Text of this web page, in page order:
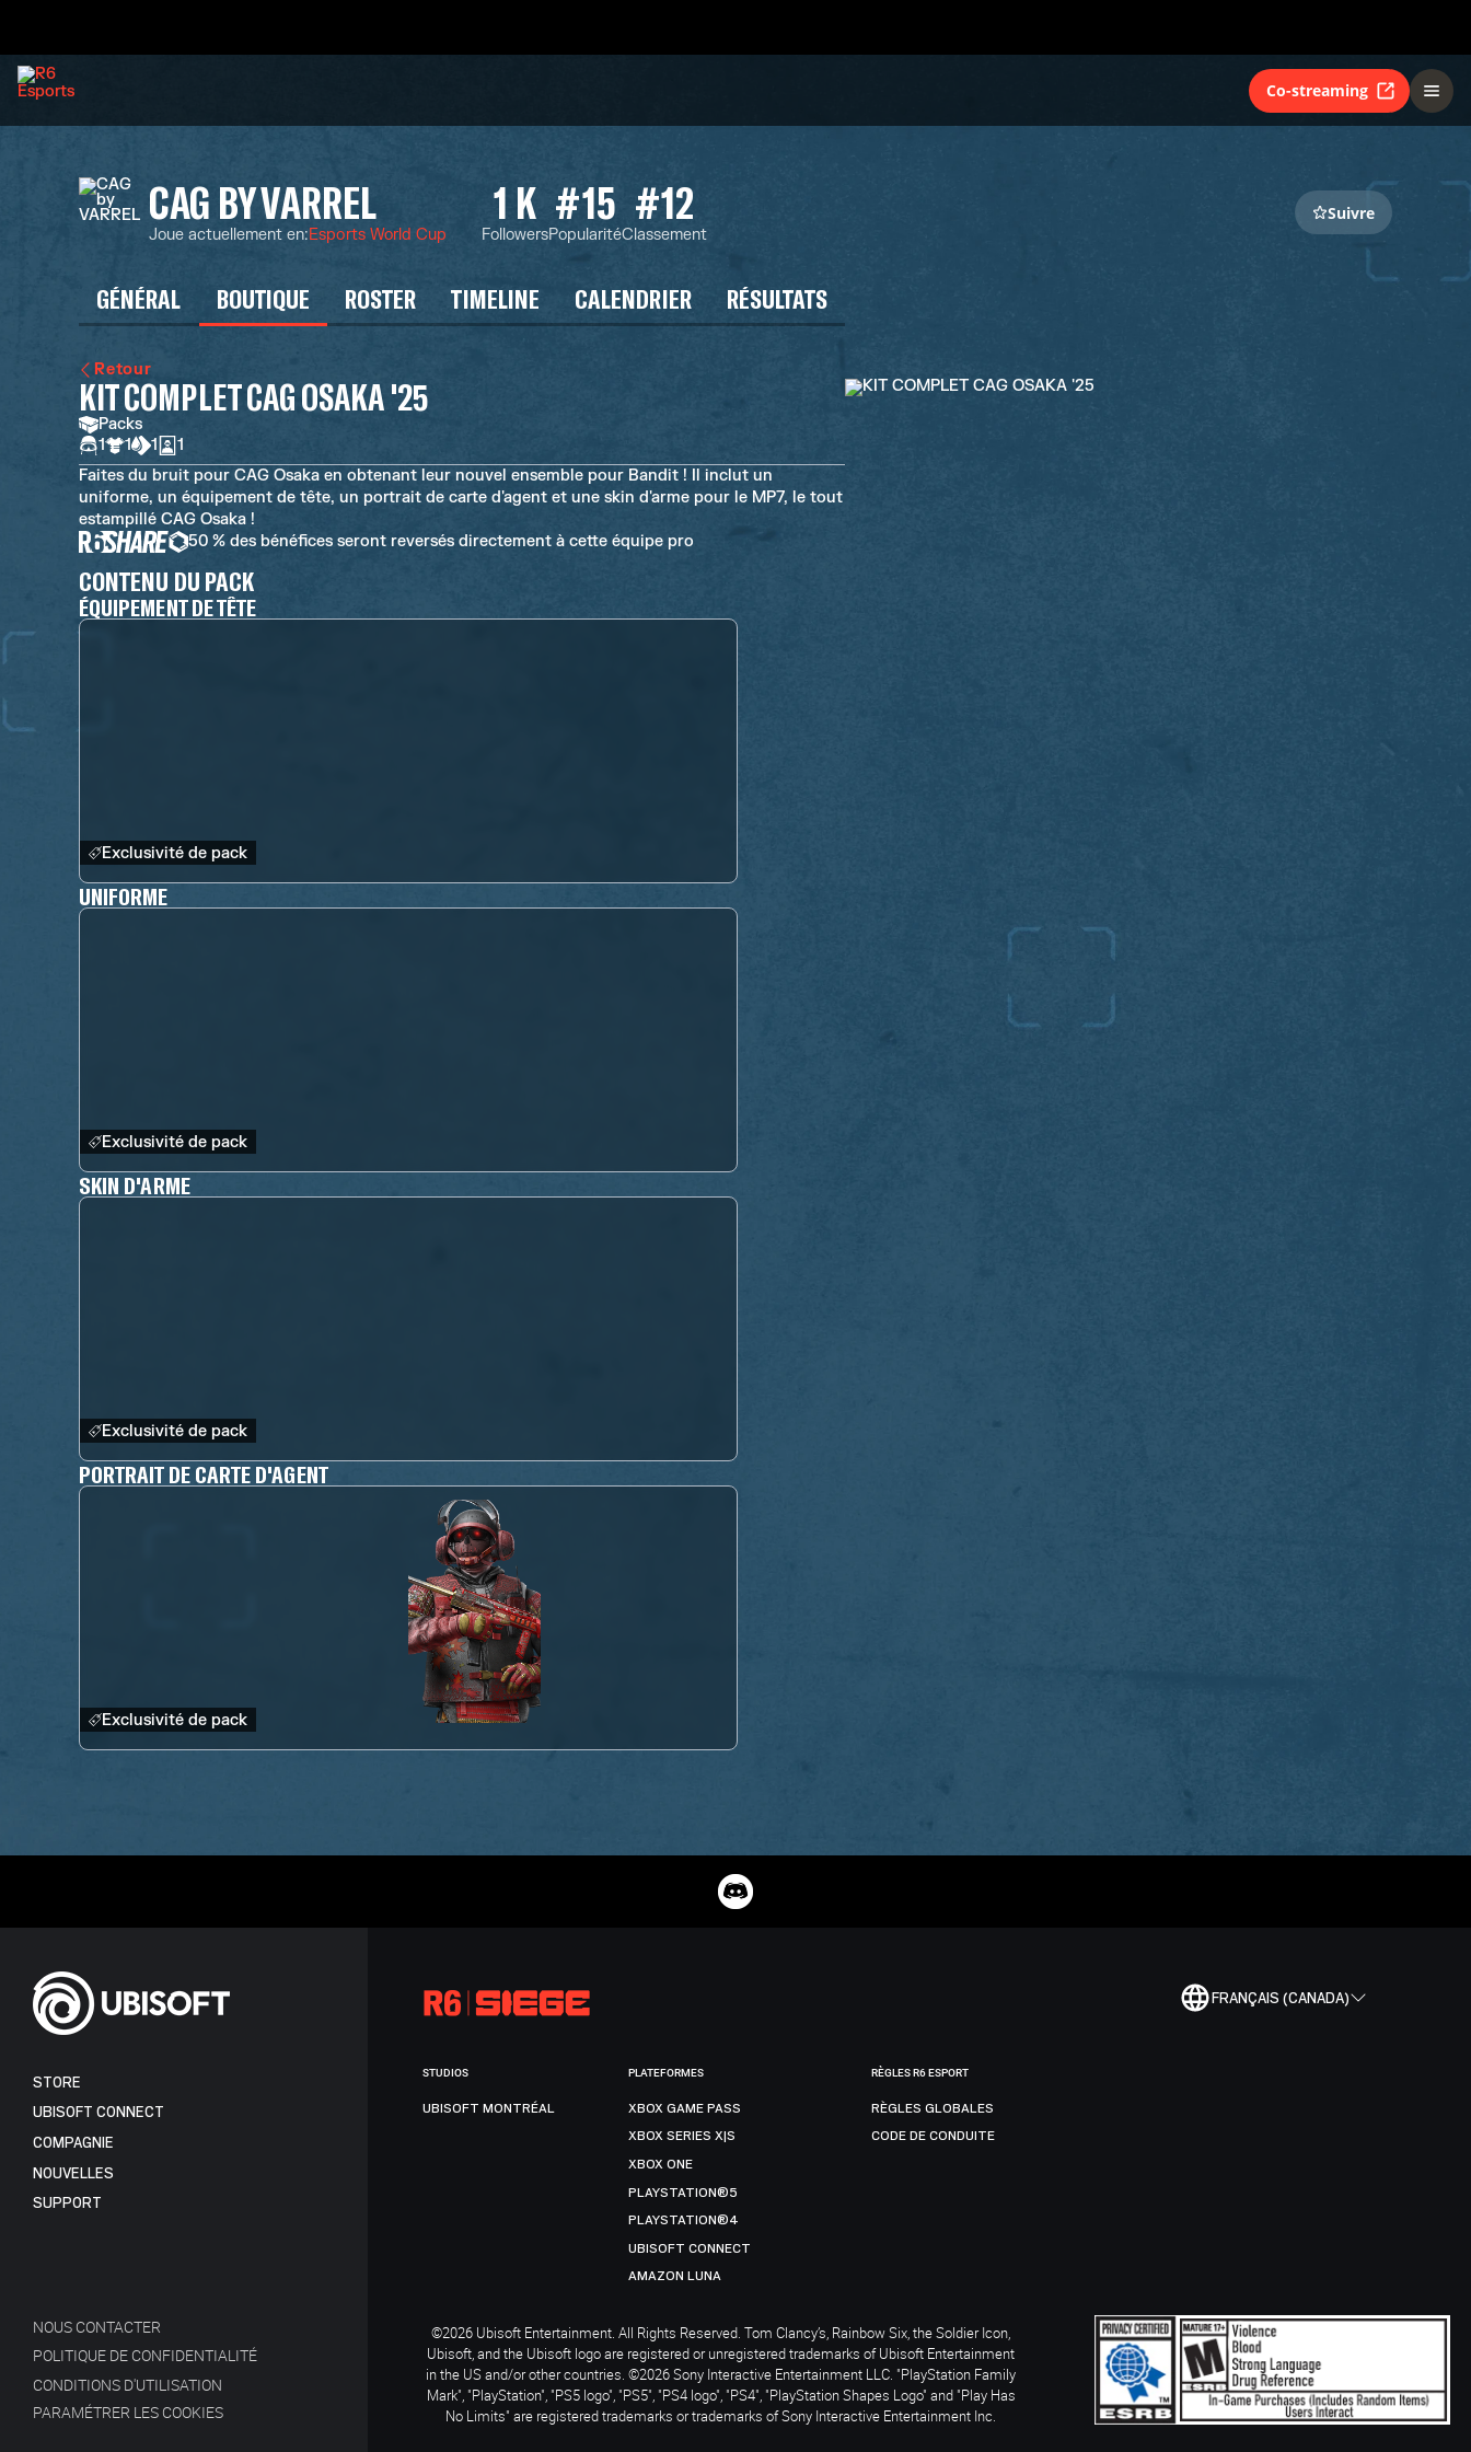
Co-streaming
CAG BY VARREL
Joue actuellement en:Esports World Cup
1 K
Followers
#15
Popularité
#12
Classement
Suivre
GÉNÉRAL BOUTIQUE ROSTER TIMELINE CALENDRIER RÉSULTATS
Retour
KIT COMPLET CAG OSAKA '25
Packs
1
1 1
1
Faites du bruit pour CAG Osaka en obtenant leur nouvel ensemble pour Bandit ! Il inclut un
uniforme, un équipement de tête, un portrait de carte d'agent et une skin d'arme pour le MP7, le tout
estampillé CAG Osaka !
50 % des bénéfices seront reversés directement à cette équipe pro
CONTENU DU PACK
ÉQUIPEMENT DE TÊTE
Exclusivité de pack
UNIFORME
Exclusivité de pack
SKIN D'ARME
Exclusivité de pack
PORTRAIT DE CARTE D'AGENT
Exclusivité de pack
FRANÇAIS (CANADA)
STORE
UBISOFT CONNECT
COMPAGNIE
NOUVELLES
SUPPORT
NOUS CONTACTER
POLITIQUE DE CONFIDENTIALITÉ
CONDITIONS D'UTILISATION
PARAMÉTRER LES COOKIES
STUDIOS
UBISOFT MONTRÉAL
PLATEFORMES
XBOX GAME PASS
XBOX SERIES X|S
XBOX ONE
PLAYSTATION®5
PLAYSTATION®4
UBISOFT CONNECT
AMAZON LUNA
RÈGLES R6 ESPORT
RÈGLES GLOBALES
CODE DE CONDUITE
©2026 Ubisoft Entertainment. All Rights Reserved. Tom Clancy’s, Rainbow Six, the Soldier Icon,
Ubisoft, and the Ubisoft logo are registered or unregistered trademarks of Ubisoft Entertainment
in the US and/or other countries. ©2026 Sony Interactive Entertainment LLC. "PlayStation Family
Mark", "PlayStation", "PS5 logo", "PS5", "PS4 logo", "PS4", "PlayStation Shapes Logo" and "Play Has
No Limits" are registered trademarks or trademarks of Sony Interactive Entertainment Inc.